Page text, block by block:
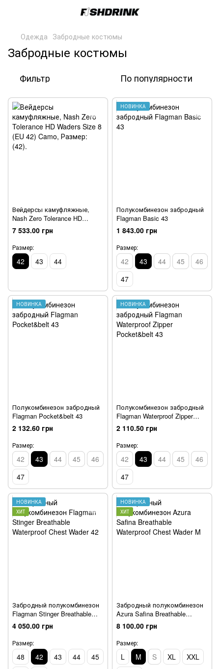
Одежда Забродные костюмы
Забродные костюмы
Фильтр По популярности
Вейдерсы камуфляжные,
Nash Zero Tolerance HD
Waders Size 8 (EU 42) Camo,
Размер: (42).
7 533.00 грн
Размер:
42 43 44
НОВИНКА
Полукомбинезон забродный
Flagman Basic 43
1 843.00 грн
Размер:
42 43 44 45
46
47
НОВИНКА
Полукомбинезон забродный
Flagman Pocket&belt 43
2 132.60 грн
Размер:
42 43 44 45
46
47
НОВИНКА
Полукомбинезон забродный
Flagman Waterproof Zipper
Pocket&belt 43
2 110.50 грн
Размер:
42 43 44 45
46
47
НОВИНКА
ХИТ
Забродный полукомбинезон
Flagman Stinger Breathable
Waterproof Chest Wader 42
4 050.00 грн
Размер:
48 42 43 44
45
НОВИНКА
ХИТ
Забродный полукомбинезон
Azura Safina Breathable
Waterproof Chest Wader M
8 100.00 грн
Размер:
L M S XL
XXL